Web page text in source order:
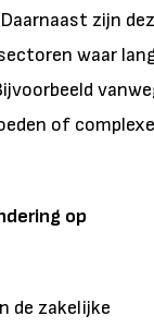
zijn
waar
of complexe
op
de zakelijke